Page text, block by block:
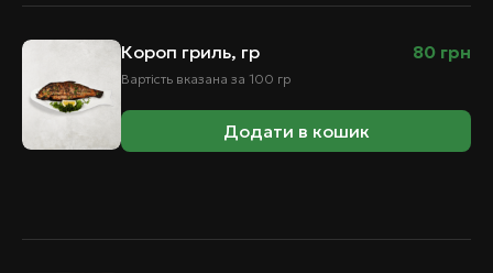
Короп гриль, гр 80 грн
Вартість вказана за 100 гр
Додати в кошик